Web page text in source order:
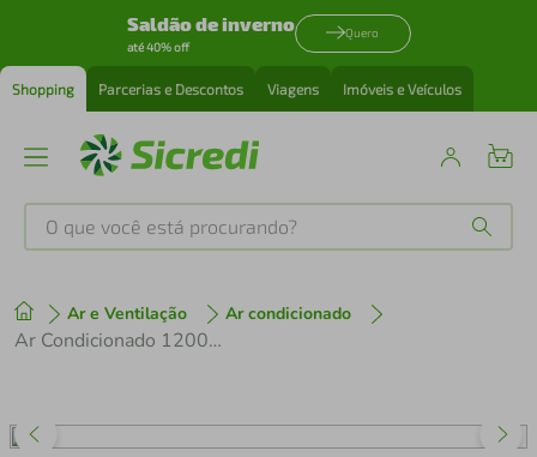
Saldão de inverno
até 40% off
Quero
Shopping Parcerias e Descontos Viagens Imóveis e Veículos
O que você está procurando?
Ar e Ventilação Ar condicionado
Ar Condicionado 12000 Btus Split Cassete 1 Via Inverter Carrier Quente e Frio 40kvqof12c5 220v
1º tenis